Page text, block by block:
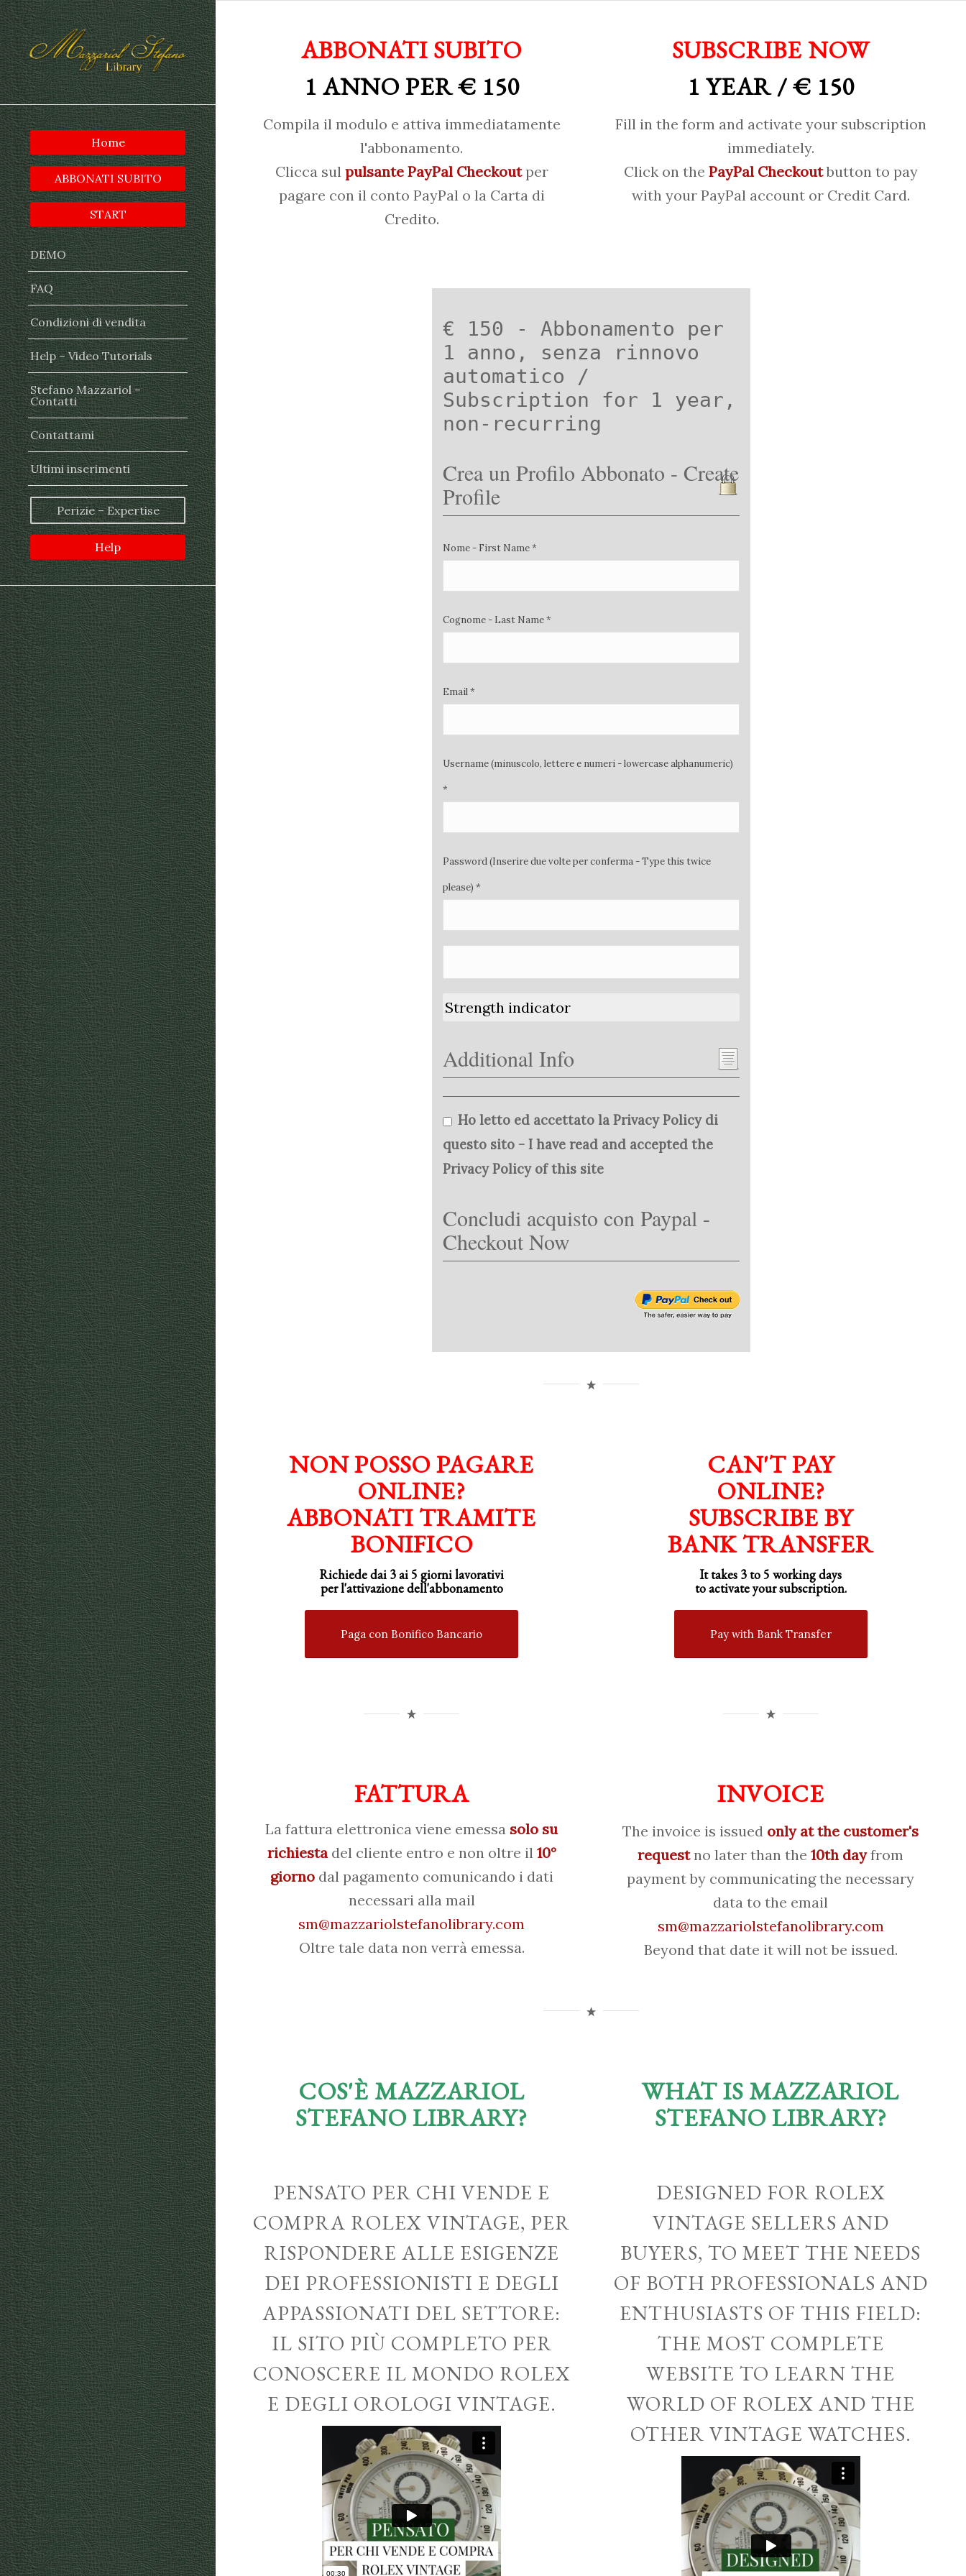
Home
ABBONATI SUBITO
START
DEMO
FAQ
Condizioni di vendita
Help – Video Tutorials
Stefano Mazzariol –
Contatti
Contattami
Ultimi inserimenti
Perizie – Expertise
Help
ABBONATI SUBITO
1 ANNO PER € 150
Compila il modulo e attiva immediatamente
l'abbonamento.
Clicca sul pulsante PayPal Checkoutper
pagare con il conto PayPal o la Carta di
Credito.
SUBSCRIBE NOW
1 YEAR / € 150
Fill in the form and activate your subscription
immediately.
Click on the PayPal Checkoutbutton to pay
with your PayPal account or Credit Card.
€ 150 - Abbonamento per
1 anno, senza rinnovo
automatico /
Subscription for 1 year,
non-recurring
Crea un Profilo Abbonato - Create
Profile
Nome - First Name *
Cognome - Last Name *
Email *
Username (minuscolo, lettere e numeri - lowercase alphanumeric)
*
Password (Inserire due volte per conferma - Type this twice
please) *
Strength indicator
Additional Info
Ho letto ed accettato la Privacy Policy di
questo sito - I have read and accepted the
Privacy Policy of this site
Concludi acquisto con Paypal -
Checkout Now
NON POSSO PAGARE
ONLINE?
ABBONATI TRAMITE
BONIFICO
Richiede dai 3 ai 5 giorni lavorativi
perl'attivazionedell'abbonamento
Paga con Bonifico Bancario
FATTURA
La fattura elettronica viene emessa solo su
richiestadel cliente entro e non oltre il 10°
giornodal pagamento comunicando i dati
necessari alla mail
sm@mazzariolstefanolibrary.com
Oltre tale data non verrà emessa.
CAN'T PAY
ONLINE?
SUBSCRIBE BY
BANK TRANSFER
It takes 3 to 5 working days
to activate your subscription.
Pay with Bank Transfer
INVOICE
The invoice is issued only at the customer's
requestno later than the10th dayfrom
payment by communicating the necessary
data to the email
sm@mazzariolstefanolibrary.com
Beyond that date it will not be issued.
COS'È MAZZARIOL
STEFANO LIBRARY?
WHAT IS MAZZARIOL
STEFANO LIBRARY?
PENSATO PER CHI VENDE E
COMPRA ROLEX VINTAGE, PER
RISPONDERE ALLE ESIGENZE
DEI PROFESSIONISTI E DEGLI
APPASSIONATI DEL SETTORE:
IL SITO PIÙ COMPLETO PER
CONOSCERE IL MONDO ROLEX
E DEGLI OROLOGI VINTAGE.
DESIGNED FOR ROLEX
VINTAGE SELLERS AND
BUYERS, TO MEET THE NEEDS
OF BOTH PROFESSIONALS AND
ENTHUSIASTS OF THIS FIELD:
THE MOST COMPLETE
WEBSITE TO LEARN THE
WORLD OF ROLEX AND THE
OTHER VINTAGE WATCHES.